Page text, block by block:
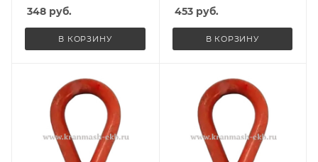
348 руб.
В КОРЗИНУ
453руб.
В КОРЗИНУ